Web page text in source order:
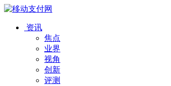
资讯
焦点
业界
视角
创新
评测